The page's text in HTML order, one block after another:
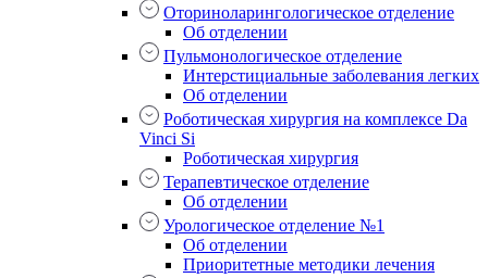
Оториноларингологическое отделение
Об отделении
Пульмонологическое отделение
Интерстициальные заболевания легких
Об отделении
Роботическая хирургия на комплексе Da
Vinci Si
Роботическая хирургия
Терапевтическое отделение
Об отделении
Урологическое отделение №1
Об отделении
Приоритетные методики лечения